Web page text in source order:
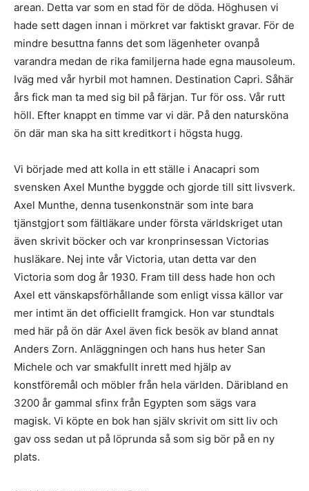
arean. Detta var som en stad för de döda. Höghusen vi
hade sett dagen innan i mörkret var faktiskt gravar. För de
mindre besuttna fanns det som lägenheter ovanpå
varandra medan de rika familjerna hade egna mausoleum.
Iväg med vår hyrbil mot hamnen. Destination Capri. Såhär
års fick man ta med sig bil på färjan. Tur för oss. Vår rutt
höll. Efter knappt en timme var vi där. På den natursköna
ön där man ska ha sitt kreditkort i högsta hugg.
Vi började med att kolla in ett ställe i Anacapri som
svensken Axel Munthe byggde och gjorde till sitt livsverk.
Axel Munthe, denna tusenkonstnär som inte bara
tjänstgjort som fältläkare under första världskriget utan
även skrivit böcker och var kronprinsessan Victorias
husläkare. Nej inte vår Victoria, utan detta var den
Victoria som dog år 1930. Fram till dess hade hon och
Axel ett vänskapsförhållande som enligt vissa källor var
mer intimt än det officiellt framgick. Hon var stundtals
med här på ön där Axel även fick besök av bland annat
Anders Zorn. Anläggningen och hans hus heter San
Michele och var smakfullt inrett med hjälp av
konstföremål och möbler från hela världen. Däribland en
3200 år gammal sfinx från Egypten som sägs vara
magisk. Vi köpte en bok han själv skrivit om sitt liv och
gav oss sedan ut på löprunda så som sig bör på en ny
plats.